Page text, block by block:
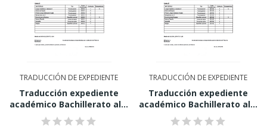
TRADUCCIÓN DE EXPEDIENTE
Traducción expediente
académico Bachillerato al...
TRADUCCIÓN DE EXPEDIENTE
Traducción expediente
académico Bachillerato al...